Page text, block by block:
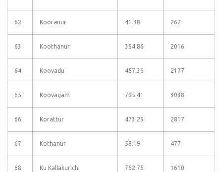
62 Kooranur 41.38 262
63 Koothanur 354.86 2016
64 Koovadu 457.36 2177
65 Koovagam 795.41 3038
66 Korattur 473.29 2817
67 Kothanur 58.19 477
68 Ku Kallakurichi 752.75 1610